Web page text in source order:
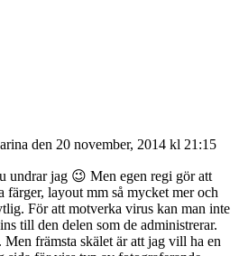
den 20 november, 2014 kl 21:15
undrar jag 😉 Men egen regi gör att
färger, layout mm så mycket mer och
För att motverka virus kan man inte
till den delen som de administrerar.
främsta skälet är att jag vill ha en